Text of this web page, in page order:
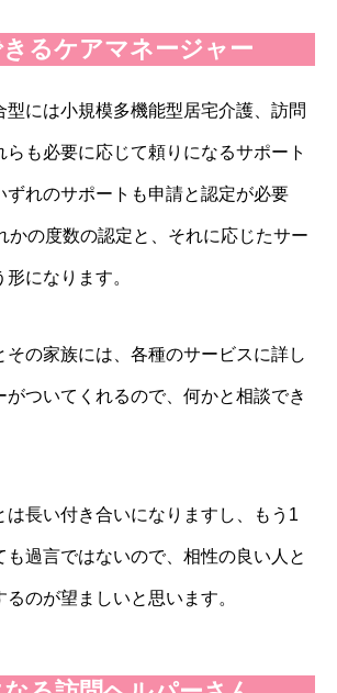
るケアマネージャー
型には小規模多機能型居宅介護、訪問
らも必要に応じて頼りになるサポート
ずれのサポートも申請と認定が必要
かの度数の認定と、それに応じたサー
になります。
その家族には、各種のサービスに詳し
がついてくれるので、何かと相談でき
は長い付き合いになりますし、もう1
も過言ではないので、相性の良い人と
のが望ましいと思います。